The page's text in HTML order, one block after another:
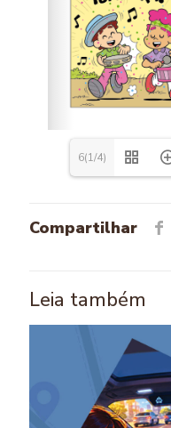
6(1/4)
Compartilhar
Leia também